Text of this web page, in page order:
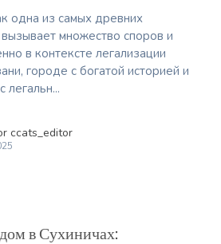
одна из самых древних
множество споров и
в контексте легализации
городе с богатой историей и
легальн...
ccats_editor
в Сухиничах: